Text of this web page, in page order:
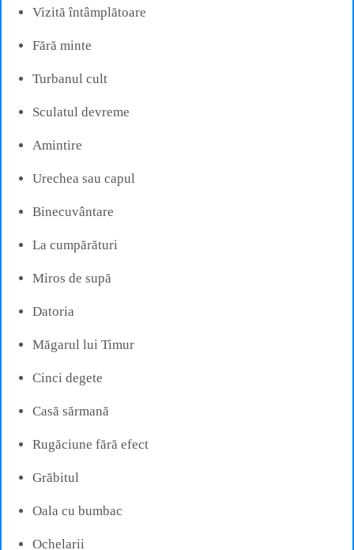
Vizită întâmplătoare
Fără minte
Turbanul cult
Sculatul devreme
Amintire
Urechea sau capul
Binecuvântare
La cumpărături
Miros de supă
Datoria
Măgarul lui Timur
Cinci degete
Casă sărmană
Rugăciune fără efect
Grăbitul
Oala cu bumbac
Ochelarii